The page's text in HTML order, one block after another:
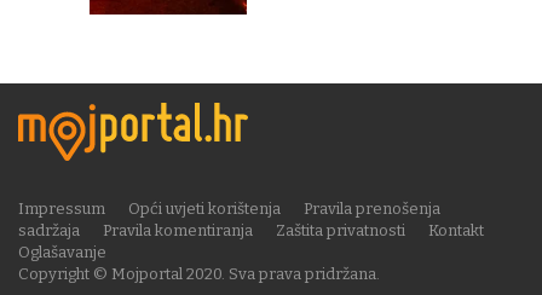
Copyright © Mojportal 2020. Sva prava pridržana.
Impressum Opći uvjeti korištenja
Pravila prenošenja
sadržaja
Pravila komentiranja Zaštita privatnosti
Kontakt
Oglašavanje